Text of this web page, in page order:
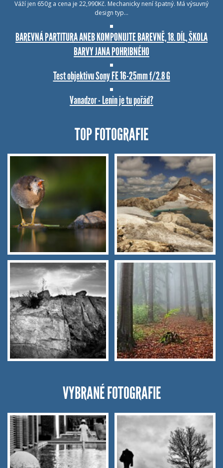
Váží jen 650g a cena je 22,990Kč. Mechanicky není špatný. Má výsuvný
design typ…
BAREVNÁ PARTITURA ANEB KOMPONUJTE BAREVNĚ, 18. DÍL, ŠKOLA
BARVY JANA POHRIBNÉHO
Test objektivu Sony FE 16-25mm f/2.8 G
Vanadzor - Lenin je tu pořád?
TOP FOTOGRAFIE
VYBRANÉ FOTOGRAFIE